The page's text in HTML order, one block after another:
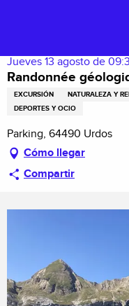
principal
Jueves 13 agosto de
Randonnée
EXCURSIÓN NATURALEZA Y
DEPORTES Y OCIO
Parking, 64490 Urdos
Cómo llegar
Compartir